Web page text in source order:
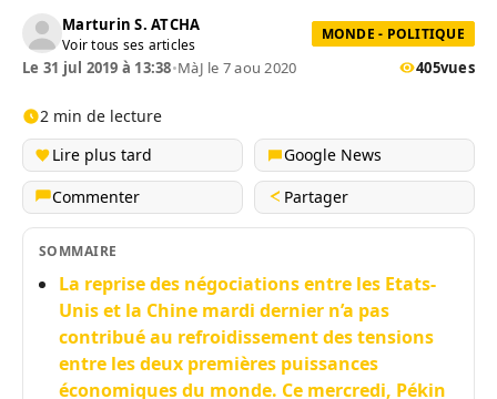
Marturin S. ATCHA
Voir tous ses articles
MONDE - POLITIQUE
Le 31 jul 2019 à 13:38•MàJ le 7 aou 2020 405vues
2 min de lecture
Lire plus tard
Google News
Commenter
Partager
SOMMAIRE
La reprise des négociations entre les Etats-
Unis et la Chine mardi dernier n’a pas
contribué au refroidissement des tensions
entre les deux premières puissances
économiques du monde. Ce mercredi, Pékin